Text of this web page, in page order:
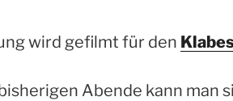
wird gefilmt für den
Abende kann man